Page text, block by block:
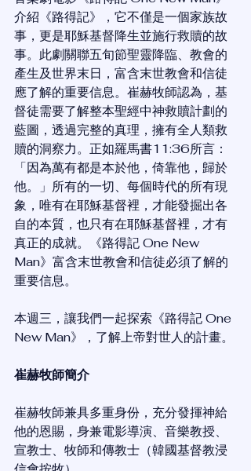
介紹《路得記》，它不僅是一個家族故
事，更是耶穌基督降生並施行救贖的故
事。此劇關聯五旬節聖靈降臨、教會的
產生及世界末日，富含末世教會和信徒
應了解的重要信息。崔赫牧師認為，基
督徒需要了解整本聖經中神救贖計劃的
藍圖，透過完整的真理，擁有全人類救
贖的洞察力。正如羅馬書11:36所言：
「因為萬有都是本於他，倚靠他，歸於
他。」所有的一切、每個時代的所有現
象，唯有在耶穌基督裡，才能發掘出各
自的本質，也只有在耶穌基督裡，才有
真正的成就。《路得記 One New
Man》富含末世教會和信徒必須了解的
重要信息。
本週三，讓我們一起探索《路得記 One
New Man》，了解上帝對世人的計畫。
崔赫牧師簡介
崔赫牧師兼具多重身份，充分發揮神給
他的恩賜，身兼電影導演、音樂教授、
宣教士、牧師和傳教士（韓國基督教浸